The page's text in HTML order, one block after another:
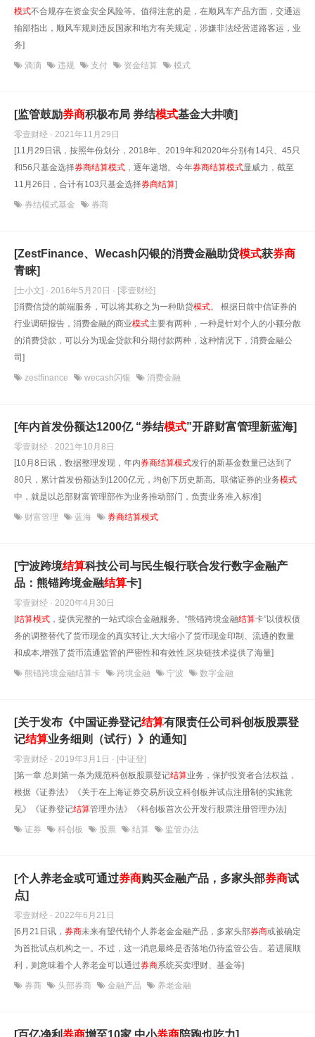
模式不合规存在资金安全风险等。值得注意的是，在顺风车产品方面，交通运
输部指出，顺风车规则违反国家和地方有关规定，涉嫌非法经营道路客运，业
务]
滴滴 违规 支付 资金结算 模式
[监管鼓励券商积极布局 券结模式基金大井喷]
零壹财经 · 2021年11月29日
[11月29日讯，按照年份划分，2018年、2019年和2020年分别有14只、45只
和56只基金选择券商结算模式 ，逐年递增。今年券商结算模式显威力，截至
11月26日，合计有103只基金选择券商结算]
券结模式基金 券商
[ZestFinance、Wecash闪银的消费金融助贷模式获券商
青睐]
[士小文] · 2016年5月20日 · [零壹财经]
[消费信贷的前端服务，可以将其称之为一种助贷模式。 根据日前中信证券的
行业调研报告，消费金融的商业模式主要有两种，一种是针对个人的小额分散
的消费贷款，可以分为现金贷款和分期付款两种，这种情况下，消费金融公
司]
zestfinance wecash闪银 消费金融
[年内首发份额达1200亿 “券结模式”开辟财富管理新蓝海]
零壹财经 · 2021年10月8日
[10月8日讯，数据整理发现，年内券商结算模式发行的新基金数量已达到了
80只，累计首发份额达到1200亿元，均创下历史新高。联储证券的业务模式
中，就是以总部财富管理部作为业务推动部门，负责业务准入标准]
财富管理 蓝海 券商结算模式
[宁波跨境结算科技公司与民生银行联合发行数字金融产
品：熊锚跨境金融结算卡]
零壹财经 · 2020年4月30日
[结算模式 ，提供完整的一站式综合金融服务。“熊锚跨境金融结算卡”以债权债
务的调整替代了货币现金的真实转让,大大缩小了货币现金印制、流通的数量
和成本,增强了货币流通监管的严密性和有效性,区块链技术提供了海量]
熊锚跨境金融结算卡 跨境金融 宁波 数字金融
[关于发布《中国证券登记结算有限责任公司科创板股票登
记结算业务细则（试行）》的通知]
零壹财经 · 2019年3月1日 · [中证登]
[第一章 总则第一条为规范科创板股票登记结算业务，保护投资者合法权益，
根据《证券法》《关于在上海证券交易所设立科创板并试点注册制的实施意
见》《证券登记结算管理办法》《科创板首次公开发行股票注册管理办法]
证券 科创板 股票 结算 监管办法
[个人养老金或可通过券商购买金融产品，多家头部券商试
点]
零壹财经 · 2022年6月21日
[6月21日讯， 券商未来有望代销个人养老金金融产品，多家头部券商或被确定
为首批试点机构之一。不过，这一消息最终是否落地仍待监管公告。若进展顺
利，则意味着个人养老金可以通过券商系统买卖理财、基金等]
券商 头部券商 金融产品 养老金融
[百亿净利券商增至10家 中小券商陪跑也吃力]